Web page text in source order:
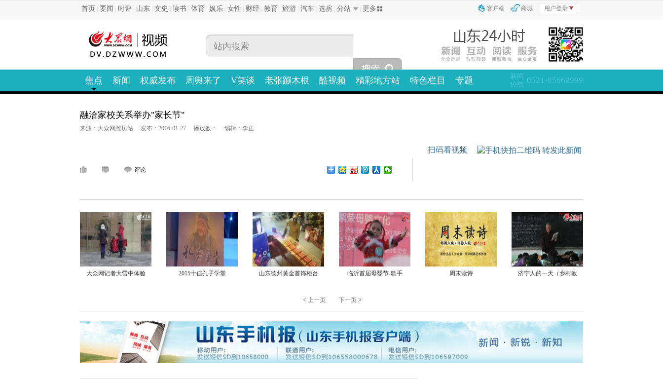
首页 要闻 时评 山东 文史 读书 体育 娱乐 女性 财经 教育 旅游 汽车 选房 分站 更多 客户端 商城 用户登录
焦点 新闻 权威发布 周舆来了 V笑谈 老张蹦木根 酷视频 精彩地方站 特色栏目 专题
新闻
热线 0531-85668999
融洽家校关系举办"家长节"
来源：大众网潍坊站 发布：2016-01-27 播放数： 编辑：李正
评论
扫码看视频
大众网记者大雪中体验 2015十佳孔子学堂 山东德州黄金首饰柜台 临沂首届母婴节-歌手 周末读诗 济宁人的一天（乡村教
< 上一页 下一页 >